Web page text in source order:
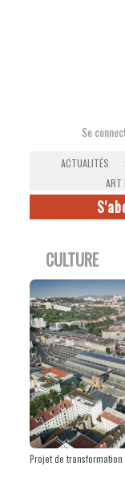
Se
ACTUALITÉS
ART
CULTURE
Projet de transformation